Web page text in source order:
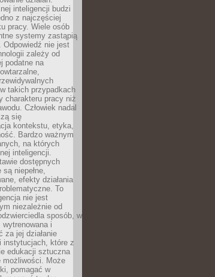
inteligencji budzi
z najczęściej
pracy. Wiele osób
systemy zastąpią
Odpowiedź nie jest
zależy od
podatne na
takich przypadkach
charakteru pracy niż
Człowiek nadal
się
kontekstu, etyka,
Bardzo ważnym
na których
inteligencji.
dostępnych
niepełne,
efekty działania
To
nie jest
niezależnie od
sposób, w
wytrenowana i
za jej działanie
instytucjach, które z
edukacji sztuczna
możliwości. Może
pomagać w